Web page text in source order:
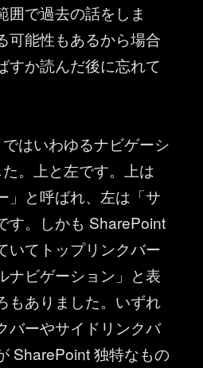
囲で過去の話をしま
可能性もあるから場合
すか読んだ後に忘れて
はいわゆるナビゲーシ
。上と左です。上は
」と呼ばれ、左は「サ
す。しかも SharePoint
いてトップリンクバー
ナビゲーション」と表
もありました。いずれ
バーやサイドリンクバ
SharePoint 独特なもの